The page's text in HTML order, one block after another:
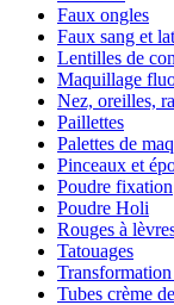
Faux ongles
Faux sang et
Lentilles de
Maquillage
Nez, oreilles,
Paillettes
Palettes de
Pinceaux et
Poudre fixation
Poudre Holi
Rouges à
Tatouages
Tubes crème